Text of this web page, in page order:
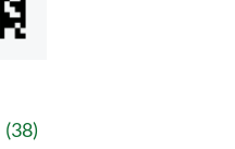
(38)